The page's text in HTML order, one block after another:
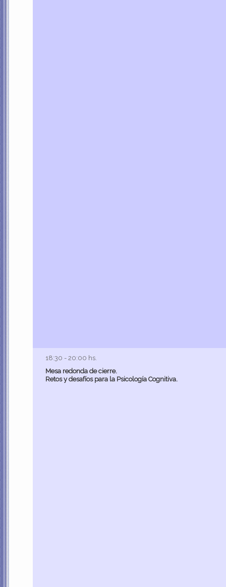
18:30 - 20:00 hs.
Mesa redonda de cierre.
Retos y desafíos para la Psicología Cognitiva.